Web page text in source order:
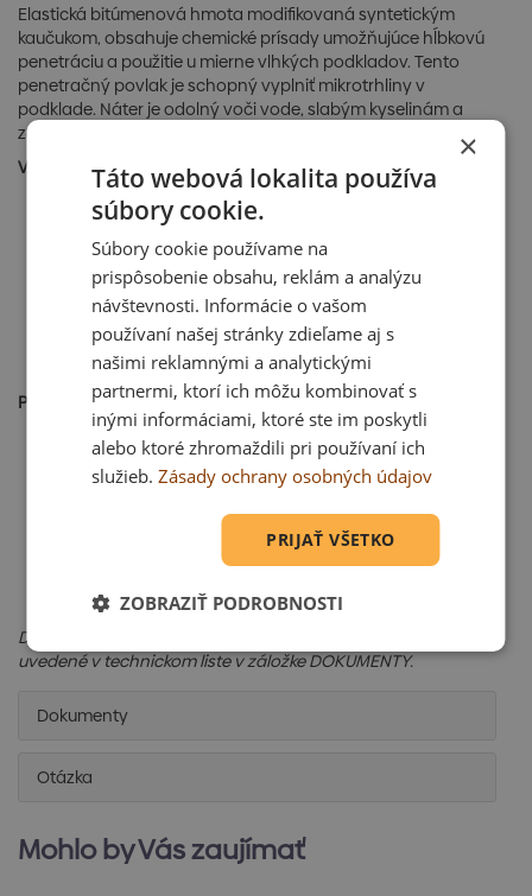
Elastická bitúmenová hmota modifikovaná syntetickým
kaučukom, obsahuje chemické prísady umožňujúce hĺbkovú
penetráciu a použitie u mierne vlhkých podkladov. Tento
penetračný povlak je schopný vyplniť mikrotrhliny v
podklade. Náter je odolný voči vode, slabým kyselinám a
zásadám.
VLASTNOSTI:
Výborná hĺbková penetračná schopnosť;
Schopný vyplniť mikrotrhliny v podklade;
Zapácha – použitie len v exteriéri;
Odolný voči slabým kyselinám a zásadám;
Na suchý i vlhký podklad;
Veľmi ľahká aplikácia;
Na betón, drevo, murivo, plech, bitúmeny, asfalty,
eternit;
POUŽITIE:
Ako roztok určený pre penetračné nátery betónových
a oceľových podkladov, plechových a lepenkových
krytín, eternitov, základových pásov, základov,
Podklad pod tepelne zvariteľné pásy všetkých druhov;
Pod hydroizolačné nátery z DenBitu DK-ATN a iné
Ako samostatnú ľahkú izoláciu proti vlhkosti;
Detailné informácie k výrobku, postupy, hodnoty atď. sú
uvedené v technickom liste v záložke DOKUMENTY.
Dokumenty
Otázka
Mohlo by Vás zaujímať
×
Táto webová lokalita používa
súbory cookie.
Súbory cookie používame na
prispôsobenie obsahu, reklám a analýzu
návštevnosti. Informácie o vašom
používaní našej stránky zdieľame aj s
našimi reklamnými a analytickými
partnermi, ktorí ich môžu kombinovať s
inými informáciami, ktoré ste im poskytli
alebo ktoré zhromaždili pri používaní ich
služieb.Zásady ochrany osobných údajov
PRIJAŤ VŠETKO
ZOBRAZIŤ PODROBNOSTI